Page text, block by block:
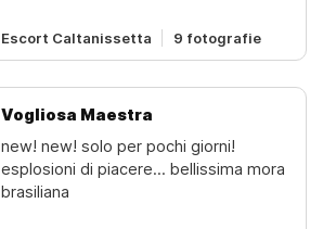
Escort Caltanissetta 9 fotografie
Vogliosa Maestra
new! new! solo per pochi giorni!
esplosioni di piacere... bellissima mora
brasiliana